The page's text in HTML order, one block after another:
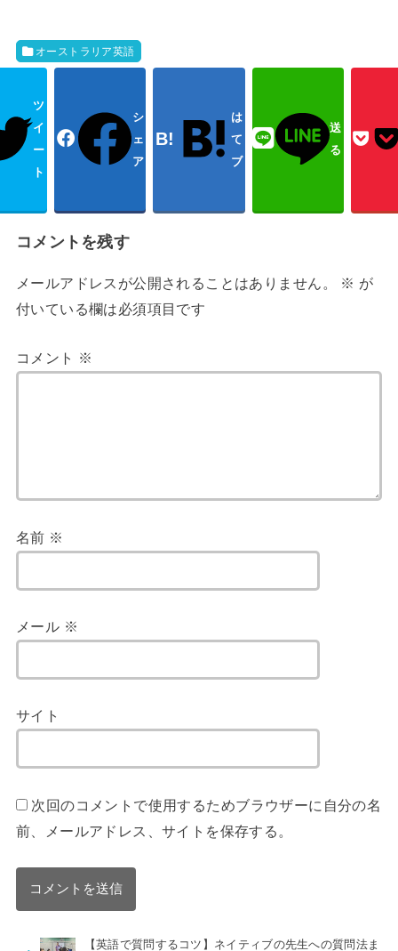
オーストラリア英語
ツ
イ
ー
ト
シ
ェ
ア
は
て
ブ
送
る
コメントを残す
メールアドレスが公開されることはありません。 ※ が
付いている欄は必須項目です
コメント ※
名前 ※
メール ※
サイト
次回のコメントで使用するためブラウザーに自分の名
前、メールアドレス、サイトを保存する。
【英語で質問するコツ】ネイティブの先生への質問法ま